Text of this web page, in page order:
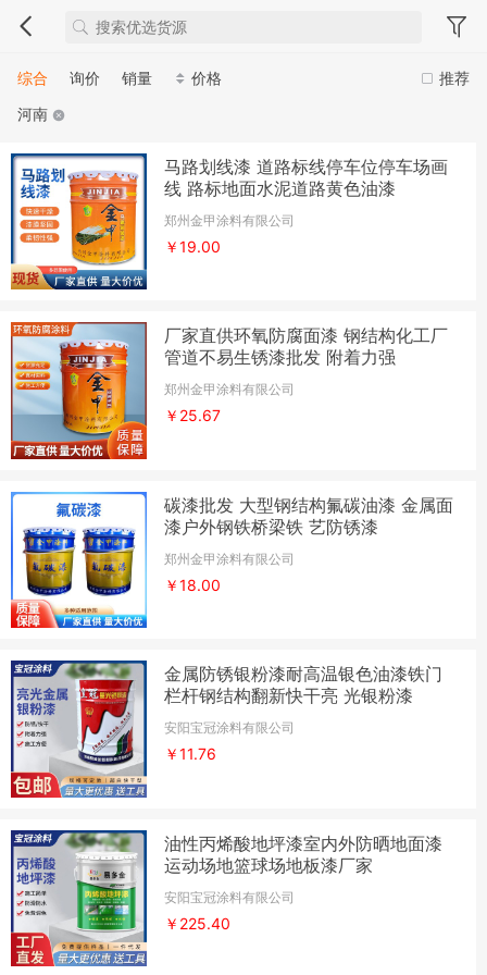
推荐
综合 询价 销量
价格
河南
马路划线漆 道路标线停车位停车场画
线 路标地面水泥道路黄色油漆
郑州金甲涂料有限公司
￥19.00
厂家直供环氧防腐面漆 钢结构化工厂
管道不易生锈漆批发 附着力强
郑州金甲涂料有限公司
￥25.67
碳漆批发 大型钢结构氟碳油漆 金属面
漆户外钢铁桥梁铁 艺防锈漆
郑州金甲涂料有限公司
￥18.00
金属防锈银粉漆耐高温银色油漆铁门
栏杆钢结构翻新快干亮 光银粉漆
安阳宝冠涂料有限公司
￥11.76
油性丙烯酸地坪漆室内外防晒地面漆
运动场地篮球场地板漆厂家
安阳宝冠涂料有限公司
￥225.40